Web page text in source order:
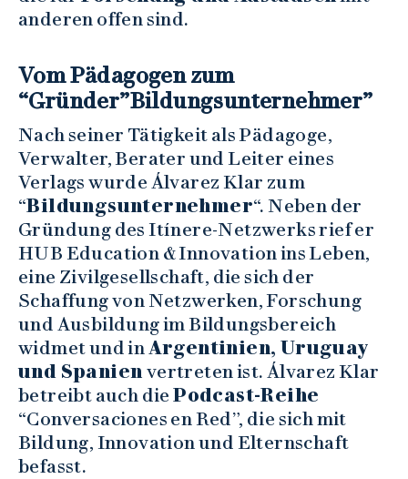
anderen offen sind.
Vom Pädagogen zum
“Gründer”Bildungsunternehmer”
Nach seiner Tätigkeit als Pädagoge,
Verwalter, Berater und Leiter eines
Verlags wurde Álvarez Klar zum
“Bildungsunternehmer“. Neben der
Gründung des Itínere-Netzwerks rief er
HUB Education & Innovation ins Leben,
eine Zivilgesellschaft, die sich der
Schaffung von Netzwerken, Forschung
und Ausbildung im Bildungsbereich
widmet und inArgentinien, Uruguay
und Spanien vertreten ist. Álvarez Klar
betreibt auch diePodcast-Reihe
“Conversaciones en Red”, die sich mit
Bildung, Innovation und Elternschaft
befasst.